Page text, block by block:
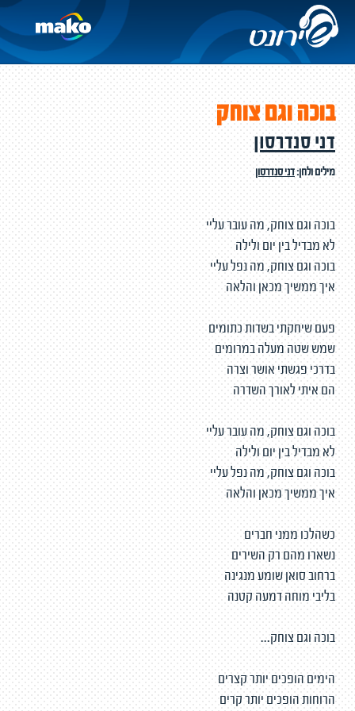
בוכה וגם צוחק
דני סנדרסון
מילים ולחן:דני סנדרסון
בוכה וגם צוחק, מה עובר עליי
לא מבדיל בין יום ולילה
בוכה וגם צוחק, מה נפל עליי
איך ממשיך מכאן והלאה
פעם שיחקתי בשדות כתומים
שמש שטה מעלה במרומים
בדרכי פגשתי אושר וצרה
הם איתי לאורך השדרה
בוכה וגם צוחק, מה עובר עליי
לא מבדיל בין יום ולילה
בוכה וגם צוחק, מה נפל עליי
איך ממשיך מכאן והלאה
כשהלכו ממני חברים
נשארו מהם רק השירים
ברחוב סואן שומע מנגינה
בליבי מוחה דמעה קטנה
בוכה וגם צוחק...
הימים הופכים יותר קצרים
הרוחות הופכים יותר קרים